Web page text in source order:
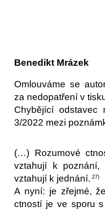
Benedikt Mrázek
Omlouváme se
za nedopatření v
Chybějící odstavec
3/2022 mezi
(…) Rozumové
vztahují k
vztahují k jednání. 27)
A nyní: je zřejmé,
ctností je ve sporu